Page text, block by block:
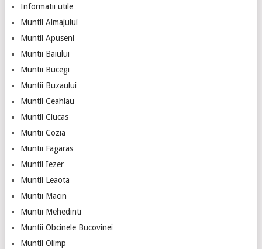
Informatii utile
Muntii Almajului
Muntii Apuseni
Muntii Baiului
Muntii Bucegi
Muntii Buzaului
Muntii Ceahlau
Muntii Ciucas
Muntii Cozia
Muntii Fagaras
Muntii Iezer
Muntii Leaota
Muntii Macin
Muntii Mehedinti
Muntii Obcinele Bucovinei
Muntii Olimp